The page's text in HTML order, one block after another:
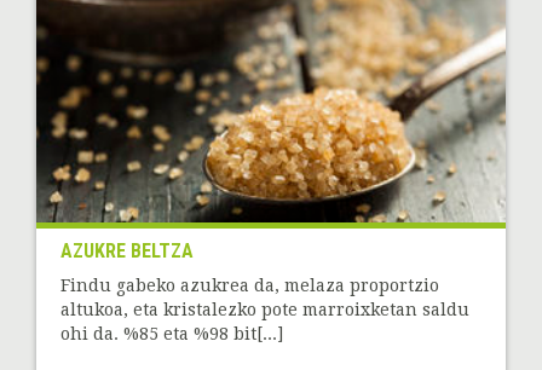
AZUKRE BELTZA
Findu gabeko azukrea da, melaza proportzio
altukoa, eta kristalezko pote marroixketan saldu
ohi da. %85 eta %98 bit[...]